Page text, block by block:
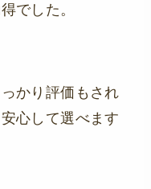
でした。
かり評価もされ
心して選べます